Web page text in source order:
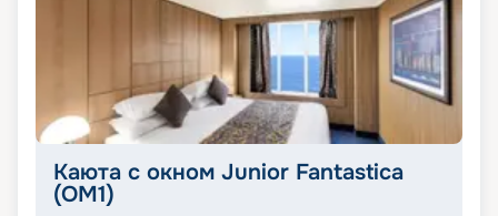
Каюта с окном Junior Fantastica
(OM1)